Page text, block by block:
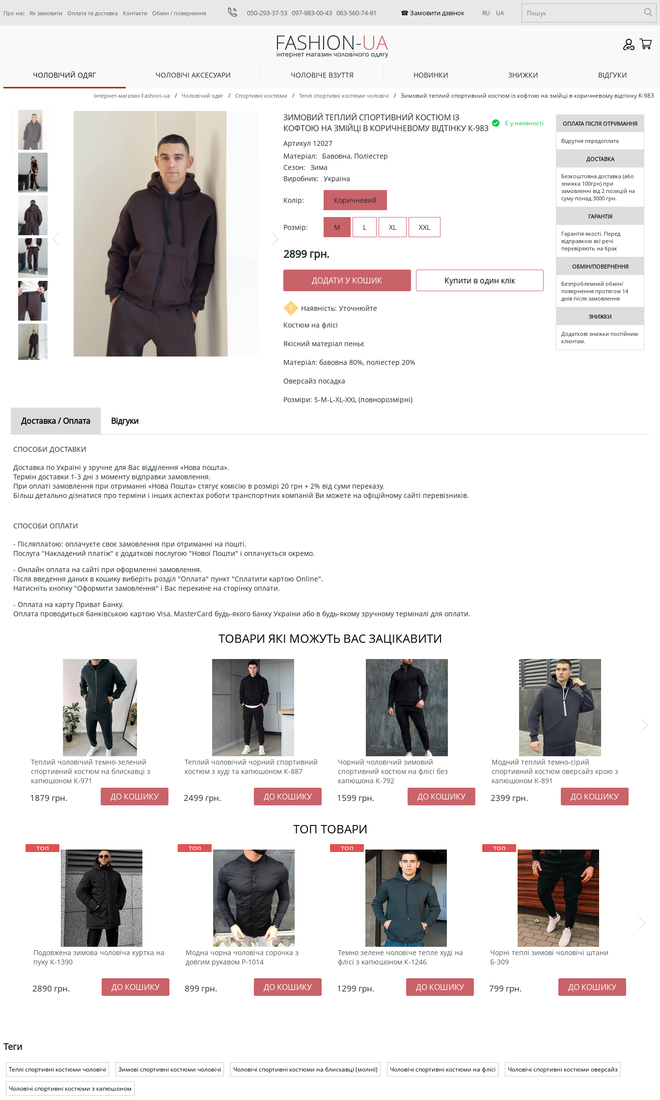
Про нас Як замовити Оплата та доставка Контакти Обмін / повернення 050-293-37-53 097-983-00-43 063-560-74-81 RU UA
ЧОЛОВІЧИЙ ОДЯГ ЧОЛОВІЧІ АКСЕСУАРИ ЧОЛОВІЧЕ ВЗУТТЯ НОВИНКИ ЗНИЖКИ ВІДГУКИ
Інтернет-магазин Fashion-ua / Чоловічий одяг / Спортивні костюми / Теплі спортивні костюми чоловічі / Зимовий теплий спортивний костюм із кофтою на змійці в коричневому відтінку К-983
ЗИМОВИЙ ТЕПЛИЙ СПОРТИВНИЙ КОСТЮМ ІЗ
КОФТОЮ НА ЗМІЙЦІ В КОРИЧНЕВОМУ ВІДТІНКУ К-983
Є у наявності
Артикул 12027
Матеріал:
Бавовна, Поліестер
Сезон: Зима
Виробник: Україна
Колір: Коричневий
Розмір: M L XL XXL
2899 грн.
Наявність: Уточнюйте
Костюм на флісі
Якісний матеріал пеньє
Матеріал: бавовна 80%, поліестер 20%
Оверсайз посадка
Розміри: S-M-L-XL-XXL (повнорозмірні)
ОПЛАТА ПІСЛЯ ОТРИМАННЯ
Відсутня передоплата
ДОСТАВКА
Безкоштовна доставка (або
знижка 100грн) при
замовленні від 2 позицій на
суму понад 3000 грн.
ГАРАНТІЯ
Гарантія якості. Перед
відправкою всі речі
перевіряють на брак
ОБМІН/ПОВЕРНЕННЯ
Безпроблемний обмін/
повернення протягом 14
днів після замовлення
ЗНИЖКИ
Додаткові знижки постійним
клієнтам.
Доставка / Оплата Відгуки
СПОСОБИ ДОСТАВКИ
Доставка по Україні у зручне для Вас відділення «Нова пошта».
Термін доставки 1-3 дні з моменту відправки замовлення.
При оплаті замовлення при отриманні «Нова Пошта» стягує комісію в розмірі 20 грн + 2% від суми переказу.
Більш детально дізнатися про терміни і інших аспектах роботи транспортних компаній Ви можете на офіційному сайті перевізників.
СПОСОБИ ОПЛАТИ
- Післяплатою: оплачуєте своє замовлення при отриманні на пошті.
Послуга "Накладений платіж" є додаткові послугою "Нової Пошти" і оплачується окремо.
- Онлайн оплата на сайті при оформленні замовлення.
Після введення даних в кошику виберіть розділ "Оплата" пункт "Сплатити картою Online".
Натисніть кнопку "Оформити замовлення" і Вас перекине на сторінку оплати.
- Оплата на карту Приват Банку.
Оплата проводиться банківською картою Visa, MasterCard будь-якого банку України або в будь-якому зручному терміналі для оплати.
ТОВАРИ ЯКІ МОЖУТЬ ВАС ЗАЦІКАВИТИ
Теплий чоловічий темно-зелений
спортивний костюм на блискавці з
капюшоном К-971
1879 грн.
Теплий чоловічий чорний спортивний
костюм з худі та капюшоном К-887
2499 грн.
Чорний чоловічий зимовий
спортивний костюм на флісі без
капюшона К-792
1599 грн.
Модний теплий темно-сірий
спортивний костюм оверсайз крою з
капюшоном К-891
2399 грн.
ТОП ТОВАРИ
Подовжена зимова чоловіча куртка на
пуху К-1390
2890 грн.
Модна чорна чоловіча сорочка з
довгим рукавом Р-1014
899 грн.
Темно зелене чоловіче тепле худі на
флісі з капюшоном К-1246
1299 грн.
Чорні теплі зимові чоловічі штани
Б-309
799 грн.
Теги
Теплі спортивні костюми чоловічі Зимові спортивні костюми чоловічі Чоловічі спортивні костюми на блискавці (молнії) Чоловічі спортивні костюми на флісі Чоловічі спортивні костюми оверсайз
Чоловічі спортивні костюми з капюшоном